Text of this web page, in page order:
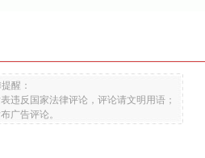
醒：
违反国家法律评论，评论请文明用语；
广告评论。